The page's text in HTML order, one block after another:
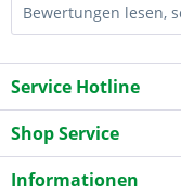
Bewertungen lesen,
Service Hotline
Shop Service
Informationen